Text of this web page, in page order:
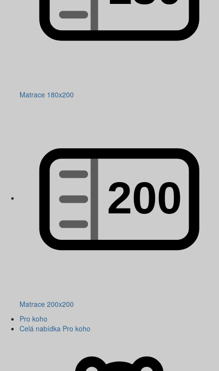
Matrace 180x200
Matrace 200x200
Pro koho
Celá nabídka Pro koho